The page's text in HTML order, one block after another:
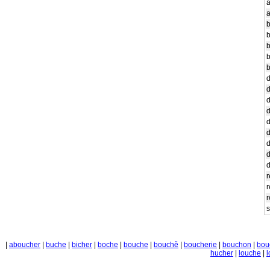
aboucher buche bicher boche bouche bouchě boucherie bouchon
hucher
louche